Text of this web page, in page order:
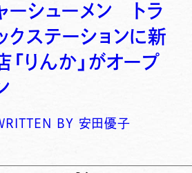
ーシューメン トラ
クステーションに新
「りんか」がオープ
BY 安田優子